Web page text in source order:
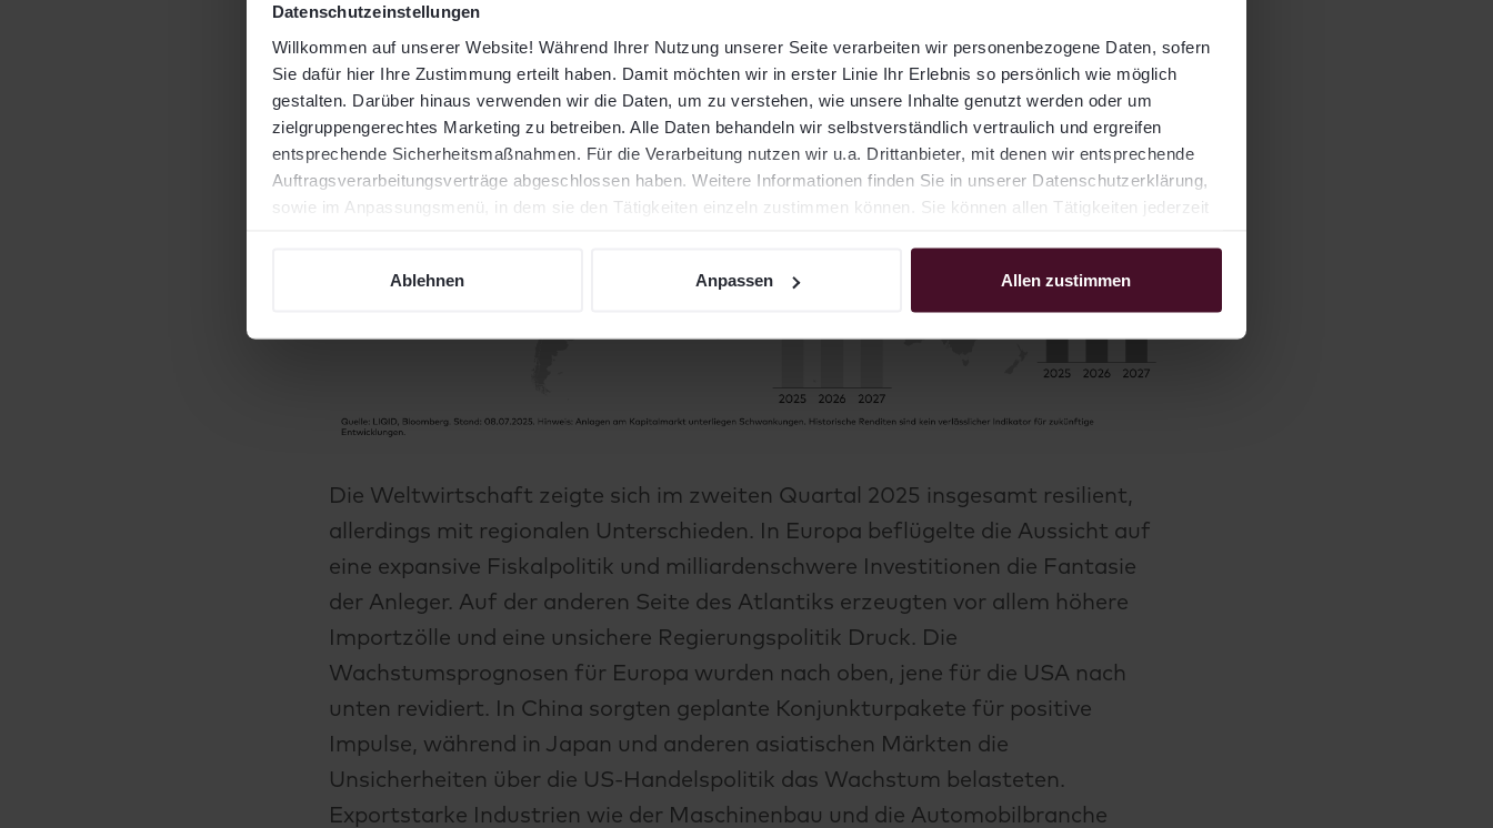
Datenschutzeinstellungen
Willkommen auf unserer Website! Während Ihrer Nutzung unserer Seite verarbeiten wir personenbezogene Daten, sofern
Sie dafür hier Ihre Zustimmung erteilt haben. Damit möchten wir in erster Linie Ihr Erlebnis so persönlich wie möglich
gestalten. Darüber hinaus verwenden wir die Daten, um zu verstehen, wie unsere Inhalte genutzt werden oder um
zielgruppengerechtes Marketing zu betreiben. Alle Daten behandeln wir selbstverständlich vertraulich und ergreifen
entsprechende Sicherheitsmaßnahmen. Für die Verarbeitung nutzen wir u.a. Drittanbieter, mit denen wir entsprechende
Auftragsverarbeitungsverträge abgeschlossen haben. Weitere Informationen finden Sie in unserer Datenschutzerklärung,
sowie im Anpassungsmenü, in dem sie den Tätigkeiten einzeln zustimmen können. Sie können allen Tätigkeiten jederzeit
Ablehnen Anpassen Allen zustimmen
Die Weltwirtschaft zeigte sich im zweiten Quartal 2025 insgesamt resilient,
allerdings mit regionalen Unterschieden. In Europa beflügelte die Aussicht auf
eine expansive Fiskalpolitik und milliardenschwere Investitionen die Fantasie
der Anleger. Auf der anderen Seite des Atlantiks erzeugten vor allem höhere
Importzölle und eine unsichere Regierungspolitik Druck. Die
Wachstumsprognosen für Europa wurden nach oben, jene für die USA nach
unten revidiert. In China sorgten geplante Konjunkturpakete für positive
Impulse, während in Japan und anderen asiatischen Märkten die
Unsicherheiten über die US-Handelspolitik das Wachstum belasteten.
Exportstarke Industrien wie der Maschinenbau und die Automobilbranche